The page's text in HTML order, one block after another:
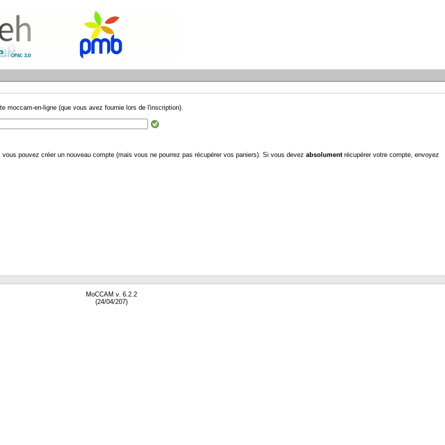
moccam-en-ligne (que vous avez fournie lors de l'inscription).
pouvez créer un nouveau compte (mais vous ne pourrez pas récupérer vos paniers). Si vous devez absolumentrécupérer votre compte, envoyez
MoCCAM v. 6.2.2
(24/04/207)